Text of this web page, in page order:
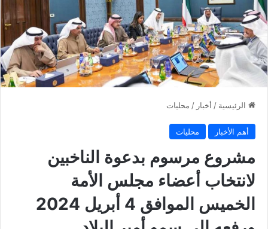
الرئيسية / أخبار / محليات
أهم الأخبار محليات
مشروع مرسوم بدعوة الناخبين
لانتخاب أعضاء مجلس الأمة
الخميس الموافق 4 أبريل 2024